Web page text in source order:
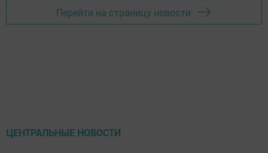
Перейти на страницу новости
ЦЕНТРАЛЬНЫЕ НОВОСТИ